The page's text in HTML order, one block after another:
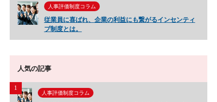
人事評価制度コラム
従業員に喜ばれ、企業の利益にも繋がるインセンティ
ブ制度とは。
人気の記事
1
人事評価制度コラム